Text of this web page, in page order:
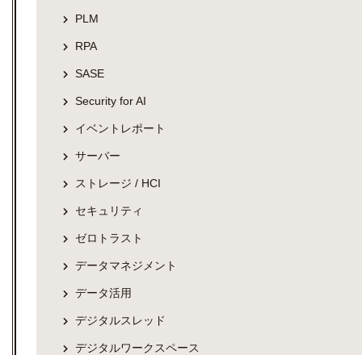
PLM
RPA
SASE
Security for AI
イベントレポート
サーバー
ストレージ / HCI
セキュリティ
ゼロトラスト
データマネジメント
データ活用
デジタルスレッド
デジタルワークスペース